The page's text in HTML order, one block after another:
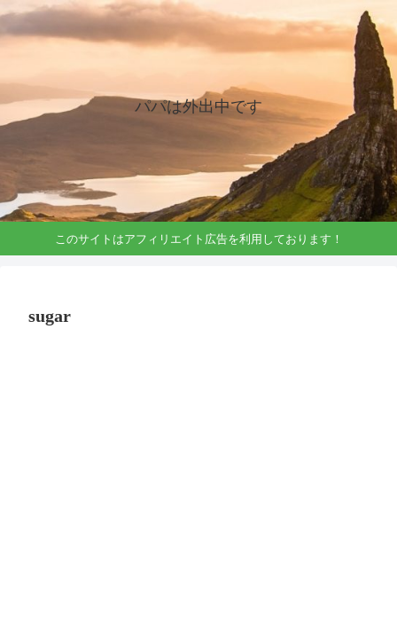
パパは外出中です
このサイトはアフィリエイト広告を利用しております！
sugar